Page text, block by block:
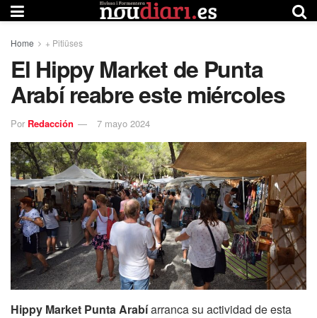
Home + Pitiüses
El Hippy Market de Punta
Arabí reabre este miércoles
Por Redacción 7 mayo 2024
Hippy Market Punta Arabíarranca su actividad de esta